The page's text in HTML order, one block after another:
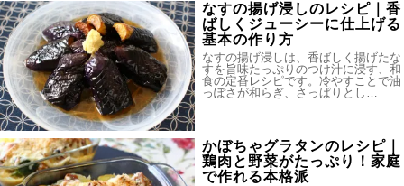
なすの揚げ浸しのレシピ｜香
ばしくジューシーに仕上げる
基本の作り方
なすの揚げ浸しは、香ばしく揚げたな
すを旨味たっぷりのつけ汁に浸す、和
食の定番レシピです。冷やすことで油
っぽさが和らぎ、さっぱりとし…
かぼちゃグラタンのレシピ｜
鶏肉と野菜がたっぷり！家庭
で作れる本格派